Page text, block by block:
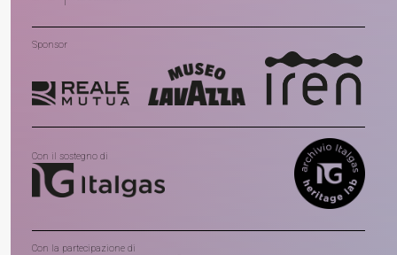
Sponsor
Con il sostegno di
Con la partecipazione di